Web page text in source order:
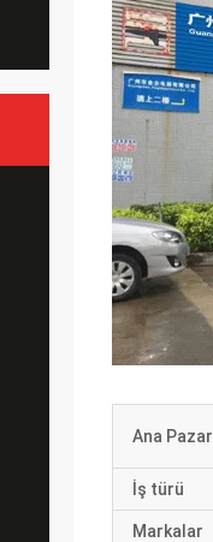
Ana Pazar
İş türü
Markalar